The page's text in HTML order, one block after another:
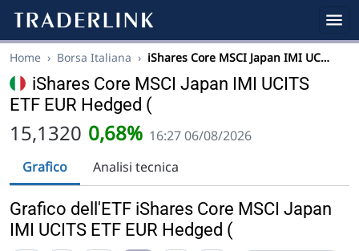
Home › Borsa Italiana › iShares Core MSCI Japan IMI UC…
iShares Core MSCI Japan IMI UCITS
ETF EUR Hedged (
15,1320 0,68% 16:27 06/08/2026
Grafico
Analisi tecnica
Grafico dell'ETF iShares Core MSCI Japan
IMI UCITS ETF EUR Hedged (